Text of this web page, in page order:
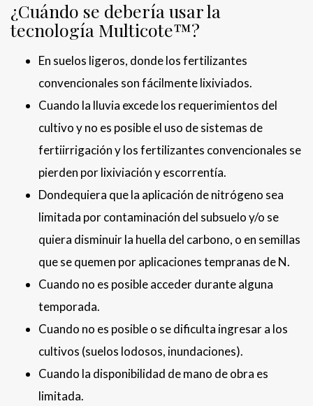
¿Cuándo se debería usar la
tecnología Multicote™?
En suelos ligeros, donde los fertilizantes
convencionales son fácilmente lixiviados.
Cuando la lluvia excede los requerimientos del
cultivo y no es posible el uso de sistemas de
fertiirrigación y los fertilizantes convencionales se
pierden por lixiviación y escorrentía.
Dondequiera que la aplicación de nitrógeno sea
limitada por contaminación del subsuelo y/o se
quiera disminuir la huella del carbono, o en semillas
que se quemen por aplicaciones tempranas de N.
Cuando no es posible acceder durante alguna
temporada.
Cuando no es posible o se dificulta ingresar a los
cultivos (suelos lodosos, inundaciones).
Cuando la disponibilidad de mano de obra es
limitada.